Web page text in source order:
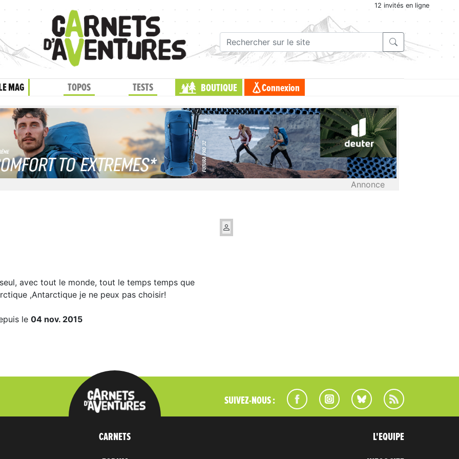
12 invités en ligne
MAG TOPOS TESTS BOUTIQUE Connexion
Annonce
avec tout le monde, tout le temps temps que
,Antarctique je ne peux pas choisir!
le 04 nov. 2015
SUIVEZ-NOUS :
CARNETS L'EQUIPE